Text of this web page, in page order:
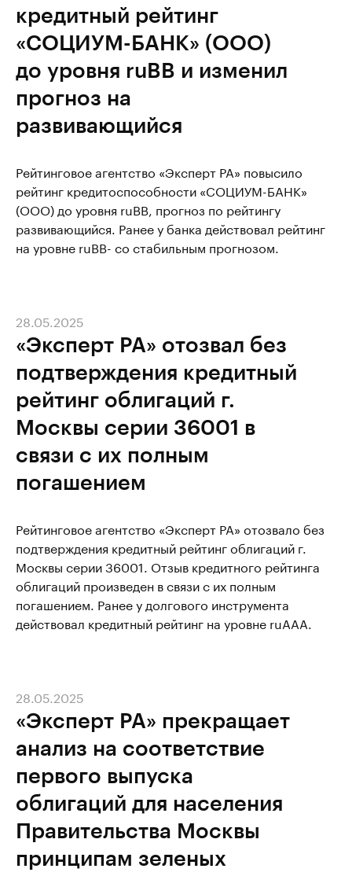
кредитный рейтинг
«СОЦИУМ-БАНК» (ООО)
до уровня ruBB и изменил
прогноз на
развивающийся
Рейтинговое агентство «Эксперт РА» повысило
рейтинг кредитоспособности «СОЦИУМ-БАНК»
(ООО) до уровня ruBB, прогноз по рейтингу
развивающийся. Ранее у банка действовал рейтинг
на уровне ruВВ- со стабильным прогнозом.
«Эксперт РА» отозвал без
подтверждения кредитный
рейтинг облигаций г.
Москвы серии 36001 в
связи с их полным
погашением
28.05.2025
Рейтинговое агентство «Эксперт РА» отозвало без
подтверждения кредитный рейтинг облигаций г.
Москвы серии 36001. Отзыв кредитного рейтинга
облигаций произведен в связи с их полным
погашением. Ранее у долгового инструмента
действовал кредитный рейтинг на уровне ruААА.
«Эксперт РА» прекращает
анализ на соответствие
первого выпуска
облигаций для населения
Правительства Москвы
принципам зеленых
28.05.2025